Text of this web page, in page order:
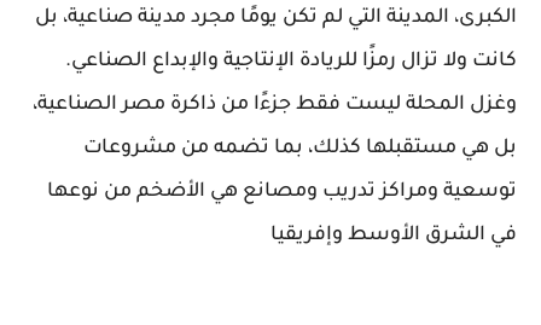
الكبرى، المدينة التي لم تكن يومًا مجرد مدينة صناعية، بل
كانت ولا تزال رمزًا للريادة الإنتاجية والإبداع الصناعي.
وغزل المحلة ليست فقط جزءًا من ذاكرة مصر الصناعية،
بل هي مستقبلها كذلك، بما تضمه من مشروعات
توسعية ومراكز تدريب ومصانع هي الأضخم من نوعها
في الشرق الأوسط وإفريقيا